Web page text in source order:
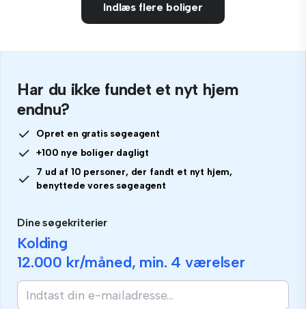
Indlæs flere boliger
Har du ikke fundet et nyt hjem
endnu?
Opret en gratis søgeagent
+100 nye boliger dagligt
7 ud af 10 personer, der fandt et nyt hjem,
benyttede vores søgeagent
Dine søgekriterier
Kolding
12.000 kr/måned, min. 4 værelser